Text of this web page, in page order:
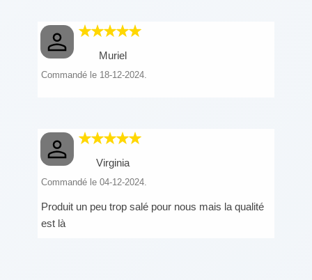
Muriel
Commandé le 18-12-2024.
Virginia
Commandé le 04-12-2024.
Produit un peu trop salé pour nous mais la qualité
est là